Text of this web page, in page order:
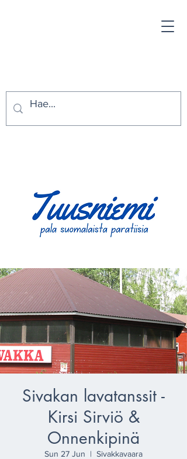
Sivakan lavatanssit -
Kirsi Sirviö &
Onnenkipinä
Sun 27 Jun
  |
Sivakkavaara